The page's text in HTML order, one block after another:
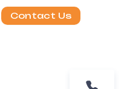
Contact Us